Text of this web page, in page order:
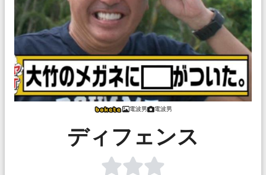
電波男 電波男
ディフェンス